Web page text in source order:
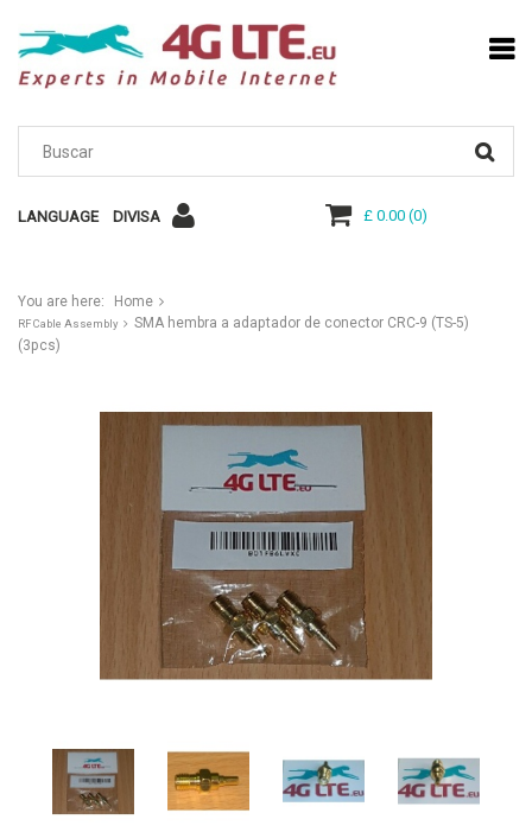
LANGUAGE DIVISA £ 0.00(0)
You are here: Home
RF Cable Assembly
SMA hembra a adaptador de conector CRC-9 (TS-5)
(3pcs)